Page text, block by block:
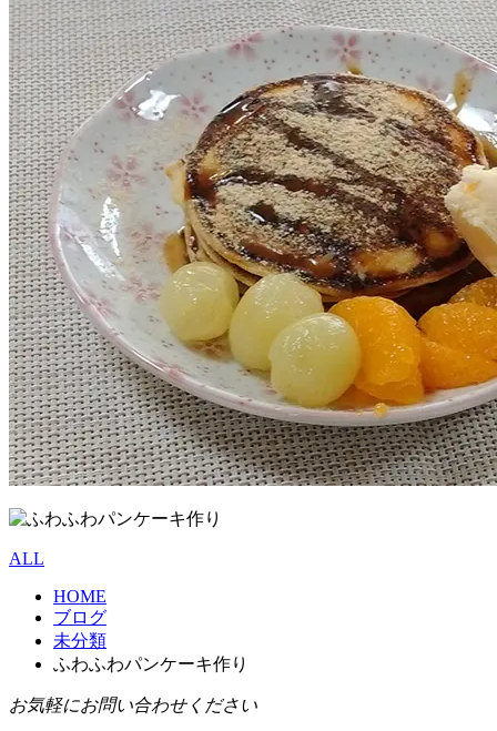
ALL
HOME
ブログ
未分類
ふわふわパンケーキ作り
お気軽にお問い合わせください